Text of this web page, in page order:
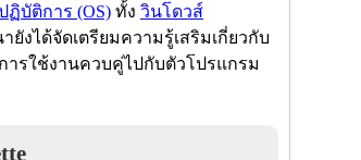
ฏิบัติการ (OS) ทั้ง วินโดวส์
ยังได้จัดเตรียมความรู้เสริมเกี่ยวกับ
รใช้งานควบคู่ไปกับตัวโปรแกรม